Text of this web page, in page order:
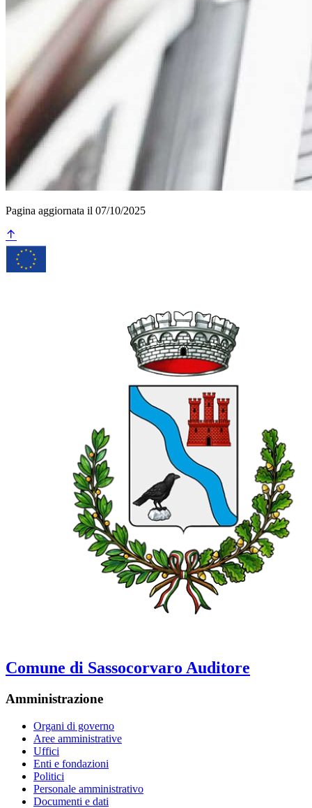
Pagina aggiornata il 07/10/2025
Comune di Sassocorvaro Auditore
Amministrazione
Organi di governo
Aree amministrative
Uffici
Enti e fondazioni
Politici
Personale amministrativo
Documenti e dati